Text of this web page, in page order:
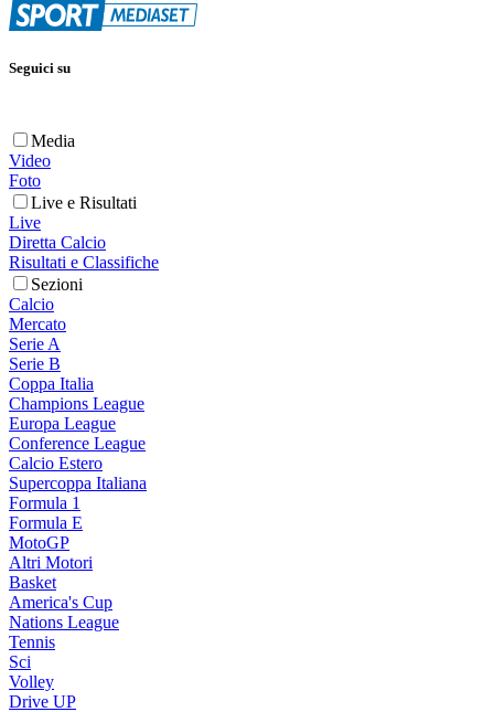
Seguici su
Media
Video
Foto
Live e Risultati
Live
Diretta Calcio
Risultati e Classifiche
Sezioni
Calcio
Mercato
Serie A
Serie B
Coppa Italia
Champions League
Europa League
Conference League
Calcio Estero
Supercoppa Italiana
Formula 1
Formula E
MotoGP
Altri Motori
Basket
America's Cup
Nations League
Tennis
Sci
Volley
Drive UP